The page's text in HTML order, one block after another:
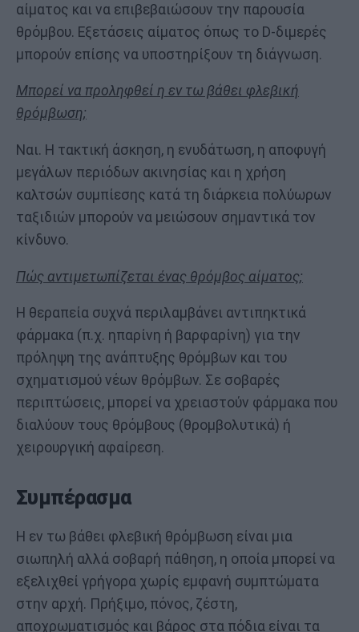
αίματος και να επιβεβαιώσουν την παρουσία
θρόμβου. Εξετάσεις αίματος όπως το D-διμερές
μπορούν επίσης να υποστηρίξουν τη διάγνωση.
Μπορεί να προληφθεί η εν τω βάθει φλεβική
θρόμβωση;
Ναι. Η τακτική άσκηση, η ενυδάτωση, η αποφυγή
μεγάλων περιόδων ακινησίας και η χρήση
καλτσών συμπίεσης κατά τη διάρκεια πολύωρων
ταξιδιών μπορούν να μειώσουν σημαντικά τον
κίνδυνο.
Πώς αντιμετωπίζεται ένας θρόμβος αίματος;
Η θεραπεία συχνά περιλαμβάνει αντιπηκτικά
φάρμακα (π.χ. ηπαρίνη ή βαρφαρίνη) για την
πρόληψη της ανάπτυξης θρόμβων και του
σχηματισμού νέων θρόμβων. Σε σοβαρές
περιπτώσεις, μπορεί να χρειαστούν φάρμακα που
διαλύουν τους θρόμβους (θρομβολυτικά) ή
χειρουργική αφαίρεση.
Συμπέρασμα
Η εν τω βάθει φλεβική θρόμβωση είναι μια
σιωπηλή αλλά σοβαρή πάθηση, η οποία μπορεί να
εξελιχθεί γρήγορα χωρίς εμφανή συμπτώματα
στην αρχή. Πρήξιμο, πόνος, ζέστη,
αποχρωματισμός και βάρος στα πόδια είναι τα